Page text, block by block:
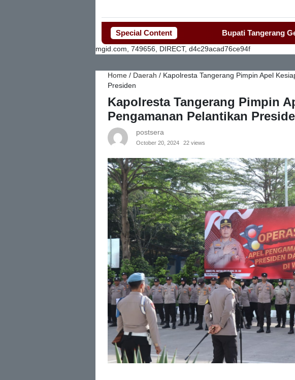
Special Content Bupati Tangerang Gerak
mgid.com, 749656, DIRECT, d4c29acad76ce94f
Home / Daerah / Kapolresta Tangerang Pimpin Apel
Presiden
Kapolresta Tangerang Pimpin
Pengamanan Pelantikan
postsera
October 20, 2024 22 views